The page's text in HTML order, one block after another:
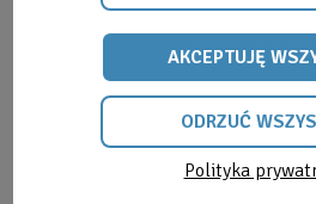
Grafiki zajęć
Polityka
ODRZUĆ
AKCEPTUJĘ